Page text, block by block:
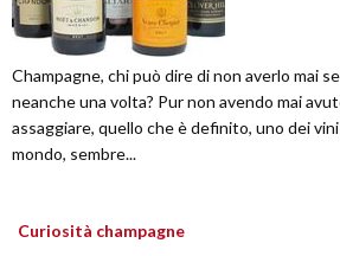
Champagne, chi può dire di non averlo mai
neanche una volta? Pur non avendo mai
assaggiare, quello che è definito, uno dei
mondo, sembre...
Curiosità champagne